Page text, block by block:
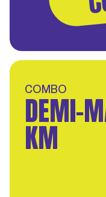
COMBO
DEMI-
KM